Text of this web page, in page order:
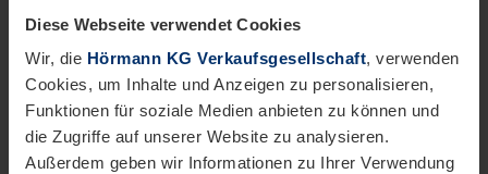
Diese Webseite verwendet Cookies
Wir, die Hörmann KG Verkaufsgesellschaft, verwenden
Cookies, um Inhalte und Anzeigen zu personalisieren,
Funktionen für soziale Medien anbieten zu können und
die Zugriffe auf unserer Website zu analysieren.
Außerdem geben wir Informationen zu Ihrer Verwendung